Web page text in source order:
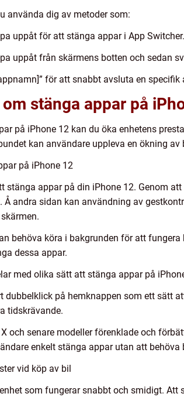
använda dig av metoder som:
uppåt för att stänga appar i App Switcher.
uppåt från skärmens botten och sedan
för att snabbt avsluta en specifik
stänga appar på
på iPhone 12 kan du öka enhetens
kan användare uppleva en ökning
på iPhone 12
appar på din iPhone 12. Genom
andra sidan kan användning av
behöva köra i bakgrunden för att
dessa appar.
med olika sätt att stänga appar på
dubbelklick på hemknappen som ett sätt
tidskrävande.
och senare modeller förenklade och
enkelt stänga appar utan att
vid köp av bil
som fungerar snabbt och smidigt.